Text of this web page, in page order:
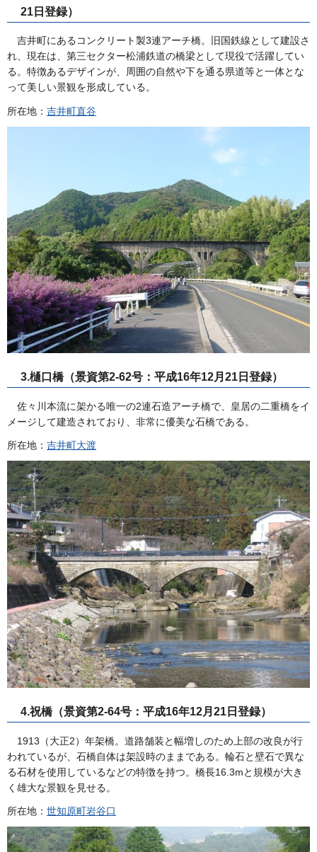
21日登録）
吉井町にあるコンクリート製3連アーチ橋。旧国鉄線として建設さ
れ、現在は、第三セクター松浦鉄道の橋梁として現役で活躍してい
る。特徴あるデザインが、周囲の自然や下を通る県道等と一体とな
って美しい景観を形成している。
所在地： 吉井町直谷
3.樋口橋（景資第2-62号：平成16年12月21日登録）
佐々川本流に架かる唯一の2連石造アーチ橋で、皇居の二重橋をイ
メージして建造されており、非常に優美な石橋である。
所在地： 吉井町大渡
4.祝橋（景資第2-64号：平成16年12月21日登録）
1913（大正2）年架橋。道路舗装と幅増しのため上部の改良が行
われているが、石橋自体は架設時のままである。輪石と壁石で異な
る石材を使用しているなどの特徴を持つ。橋長16.3mと規模が大き
く雄大な景観を見せる。
所在地： 世知原町岩谷口